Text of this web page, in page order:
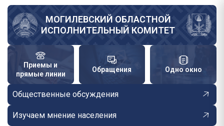
Перейти
основному
содержанию
МОГИЛЕВСКИЙ ОБЛАСТНОЙ
ИСПОЛНИТЕЛЬНЫЙ КОМИТЕТ
Приемы и
прямые линии
Обращения Одно окно
Общественные обсуждения
Изучаем мнение населения